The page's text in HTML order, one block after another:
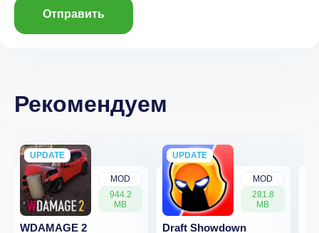
Отправить
Рекомендуем
MOD
944.2
MB
UPDATE
NEW
WDAMAGE 2
MOD
281.8
MB
UPDATE
NEW
Draft Showdown